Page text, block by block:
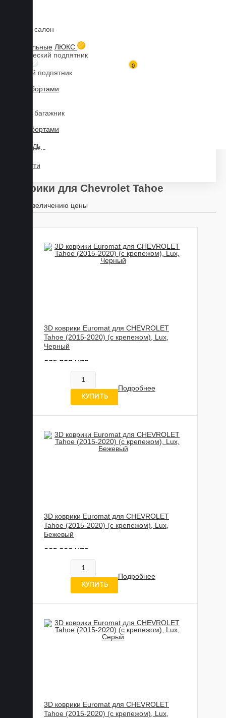
0
Коврики в салон
3D текстильные ЛЮКС
Металлический подпятник
Резиновый подпятник
3D Eva с бортами
Коврики в багажник
3D Eva с бортами
3D Текстиль
Главная Каталог товаров
Модель
Найти
Коврики для Chevrolet Tahoe
По увеличению цены
3D коврики Euromat для CHEVROLET
Tahoe (2015-2020) (с крепежом), Lux,
Черный
885 989 UZS
В наличии
5 отзывов
КУПИТЬ
Подробнее
3D коврики Euromat для CHEVROLET
Tahoe (2015-2020) (с крепежом), Lux,
Бежевый
885 989 UZS
В наличии
5 отзывов
КУПИТЬ
Подробнее
3D коврики Euromat для CHEVROLET
Tahoe (2015-2020) (с крепежом), Lux,